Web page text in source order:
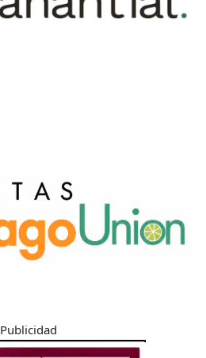
Publicidad